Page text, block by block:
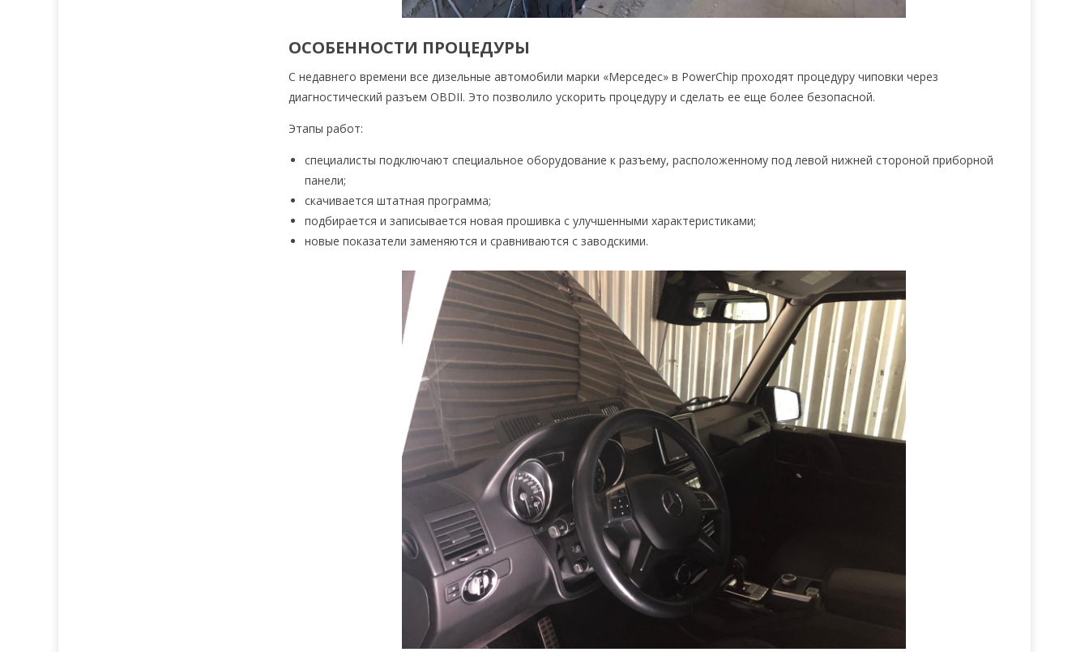
ОСОБЕННОСТИ ПРОЦЕДУРЫ
С недавнего времени все дизельные автомобили марки «Мерседес» в PowerChip проходят процедуру чиповки через
диагностический разъем OBDII. Это позволило ускорить процедуру и сделать ее еще более безопасной.
Этапы работ:
специалисты подключают специальное оборудование к разъему, расположенному под левой нижней стороной приборной
панели;
скачивается штатная программа;
подбирается и записывается новая прошивка с улучшенными характеристиками;
новые показатели заменяются и сравниваются с заводскими.